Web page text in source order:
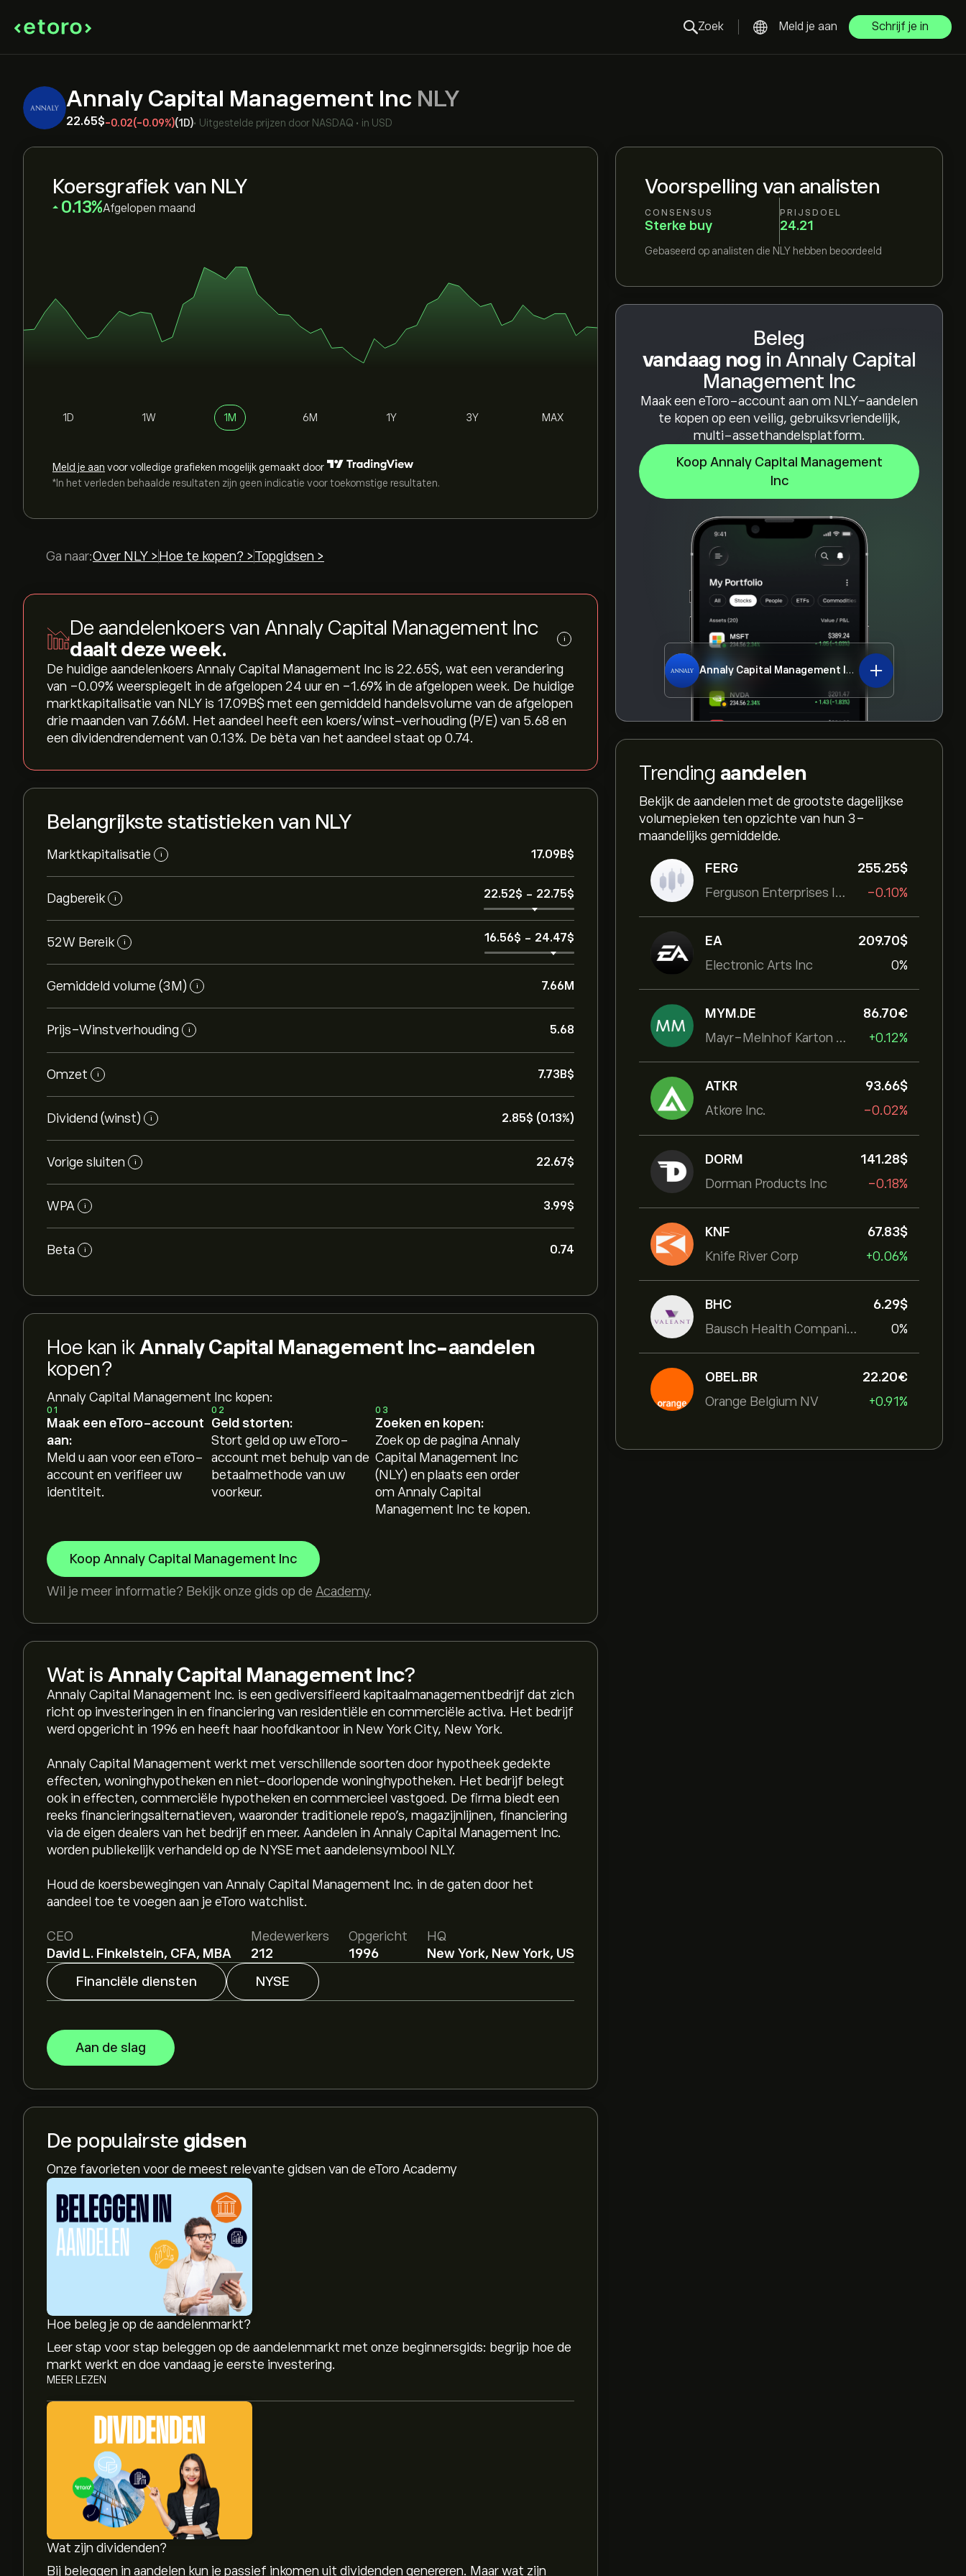
Zoek Meld je aan Schrijf je in
Annaly Capital Management Inc NLY
22.65‎$‎-0.02(-0.09%)(1D)• Uitgestelde prijzen door NASDAQ • in USD
Voorspelling van analisten
CONSENSUS
Sterke buy
PRIJSDOEL
24.21
Gebaseerd op analisten die NLY hebben beoordeeld
Beleg
vandaag nog in Annaly Capital
Management Inc
Maak een eToro-account aan om NLY-aandelen
te kopen op een veilig, gebruiksvriendelijk,
multi-assethandelsplatform.
Koop Annaly Capital Management
Inc
Annaly Capital Management Inc NLY
Trending aandelen
Bekijk de aandelen met de grootste dagelijkse
volumepieken ten opzichte van hun 3-
maandelijks gemiddelde.
FERG
Ferguson Enterprises Inc
255.25‎$‎
-0.10%
EA
Electronic Arts Inc
209.70‎$‎
0%
MYM.DE
Mayr-Melnhof Karton AG
86.70‎€‎
+0.12%
ATKR
Atkore Inc.
93.66‎$‎
-0.02%
DORM
Dorman Products Inc
141.28‎$‎
-0.18%
KNF
Knife River Corp
67.83‎$‎
+0.06%
BHC
Bausch Health Companies Inc
6.29‎$‎
0%
OBEL.BR
Orange Belgium NV
22.20‎€‎
+0.91%
Koersgrafiek van NLY
‎0.13‎ Afgelopen maand
1D 1W 1M 6M 1Y 3Y MAX
Meld je aan voor volledige grafieken mogelijk gemaakt door
*In het verleden behaalde resultaten zijn geen indicatie voor toekomstige resultaten.
Ga naar:Over NLY > Hoe te kopen? > Topgidsen >
De aandelenkoers van Annaly Capital Management Inc
daalt deze week.
i
De huidige aandelenkoers Annaly Capital Management Inc is 22.65‎$‎, wat een verandering
van ‎-0.09‎% weerspiegelt in de afgelopen 24 uur en ‎-1.69‎% in de afgelopen week. De huidige
marktkapitalisatie van NLY is 17.09B‎$‎ met een gemiddeld handelsvolume van de afgelopen
drie maanden van 7.66M. Het aandeel heeft een koers/winst-verhouding (P/E) van 5.68 en
een dividendrendement van 0.13%. De bèta van het aandeel staat op 0.74.
Belangrijkste statistieken van NLY
Marktkapitalisatie i 17.09B‎$‎
Dagbereik i 22.52‎$‎ - 22.75‎$‎
52W Bereik i 16.56‎$‎ - 24.47‎$‎
Gemiddeld volume (3M) i 7.66M
Prijs-Winstverhouding i 5.68
Omzet i 7.73B‎$‎
Dividend (winst) i 2.85‎$‎ (0.13%)
Vorige sluiten i 22.67‎$‎
WPA i 3.99‎$‎
Beta i 0.74
Hoe kan ik Annaly Capital Management Inc-aandelen
kopen?
Annaly Capital Management Inc kopen:
01
Maak een eToro-account
aan:
Meld u aan voor een eToro-
account en verifieer uw
identiteit.
02
Geld storten:
Stort geld op uw eToro-
account met behulp van de
betaalmethode van uw
voorkeur.
03
Zoeken en kopen:
Zoek op de pagina Annaly
Capital Management Inc
(NLY) en plaats een order
om Annaly Capital
Management Inc te kopen.
Koop Annaly Capital Management Inc
Wil je meer informatie? Bekijk onze gids op de Academy.
Wat is Annaly Capital Management Inc?
Annaly Capital Management Inc. is een gediversifieerd kapitaalmanagementbedrijf dat zich
richt op investeringen in en financiering van residentiële en commerciële activa. Het bedrijf
werd opgericht in 1996 en heeft haar hoofdkantoor in New York City, New York.
Annaly Capital Management werkt met verschillende soorten door hypotheek gedekte
effecten, woninghypotheken en niet-doorlopende woninghypotheken. Het bedrijf belegt
ook in effecten, commerciële hypotheken en commercieel vastgoed. De firma biedt een
reeks financieringsalternatieven, waaronder traditionele repo's, magazijnlijnen, financiering
via de eigen dealers van het bedrijf en meer. Aandelen in Annaly Capital Management Inc.
worden publiekelijk verhandeld op de NYSE met aandelensymbool NLY.
Houd de koersbewegingen van Annaly Capital Management Inc. in de gaten door het
aandeel toe te voegen aan je eToro watchlist.
CEO
David L. Finkelstein, CFA, MBA
Medewerkers
212
Opgericht
1996
HQ
New York, New York, US
Financiële diensten
NYSE
Aan de slag
De populairste gidsen
Onze favorieten voor de meest relevante gidsen van de eToro Academy
Hoe beleg je op de aandelenmarkt?
Leer stap voor stap beleggen op de aandelenmarkt met onze beginnersgids: begrijp hoe de
markt werkt en doe vandaag je eerste investering.
MEER LEZEN
Wat zijn dividenden?
Bij beleggen in aandelen kun je passief inkomen uit dividenden genereren. Maar wat zijn